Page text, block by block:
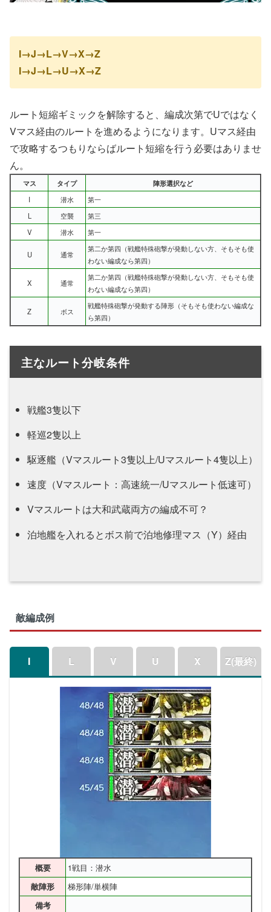
I→J→L→V→X→Z
I→J→L→U→X→Z
ルート短縮ギミックを解除すると、編成次第でUではなく
Vマス経由のルートを進めるようになります。Uマス経由
で攻略するつもりならばルート短縮を行う必要はありませ
ん。
マス タイプ
陣形選択など
I
潜水
第一
L
空襲
第三
V
潜水 第一
U 通常
第二か第四（戦艦特殊砲撃が発動しない方、そもそも使
わない編成なら第四）
X 通常
第二か第四（戦艦特殊砲撃が発動しない方、そもそも使
わない編成なら第四）
Z ボス
戦艦特殊砲撃が発動する陣形（そもそも使わない編成な
ら第四）
主なルート分岐条件
戦艦3隻以下
軽巡2隻以上
駆逐艦（Vマスルート3隻以上/Uマスルート4隻以上）
速度（Vマスルート：高速統一/Uマスルート低速可）
Vマスルートは大和武蔵両方の編成不可？
泊地艦を入れるとボス前で泊地修理マス（Y）経由
敵編成例
I
概要 1戦目：潜水
敵陣形 梯形陣/単横陣
備考
L V U X Z(最終)